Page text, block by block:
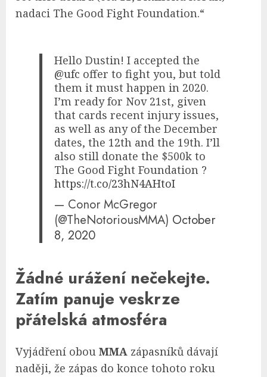
nadaci The Good Fight Foundation.“
Hello Dustin! I accepted the
@ufc offer to fight you, but told
them it must happen in 2020.
I’m ready for Nov 21st, given
that cards recent injury issues,
as well as any of the December
dates, the 12th and the 19th. I’ll
also still donate the $500k to
The Good Fight Foundation ?
https://t.co/23hN4AHtoI
— Conor McGregor
(@TheNotoriousMMA) October
8, 2020
Žádné urážení nečekejte.
Zatím panuje veskrze
přátelská atmosféra
Vyjádření obou MMA zápasníků dávají
naději, že zápas do konce tohoto roku